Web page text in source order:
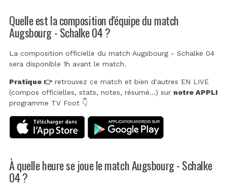
Quelle est la composition d'équipe du match
Augsbourg - Schalke 04 ?
La composition officielle du match Augsbourg - Schalke 04
sera disponible 1h avant le match.
Pratique 👉retrouvez ce match et bien d'autres EN LIVE
(compos officielles, stats, notes, résumé...) sur notre APPLI
programme TV Foot 👇
À quelle heure se joue le match Augsbourg - Schalke
04 ?